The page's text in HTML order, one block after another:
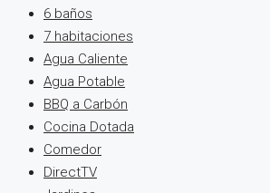
6 baños
7 habitaciones
Agua Caliente
Agua Potable
BBQ a Carbón
Cocina Dotada
Comedor
DirectTV